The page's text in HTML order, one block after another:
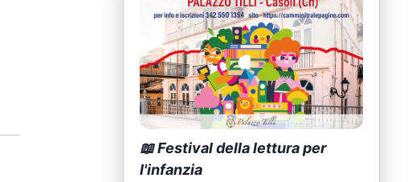
📖 Festival della lettura per
l'infanzia